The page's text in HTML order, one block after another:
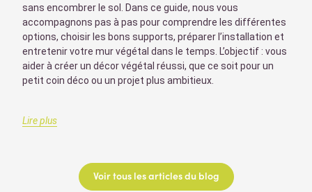
sans encombrer le sol. Dans ce guide, nous vous
accompagnons pas à pas pour comprendre les différentes
options, choisir les bons supports, préparer l’installation et
entretenir votre mur végétal dans le temps. L’objectif : vous
aider à créer un décor végétal réussi, que ce soit pour un
petit coin déco ou un projet plus ambitieux.
Lire plus
Voir tous les articles du blog